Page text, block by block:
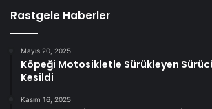
Rastgele Haberler
Mayıs 20, 2025
Köpeği Motosikletle Sürükleyen
Kesildi
Kasım 16, 2025